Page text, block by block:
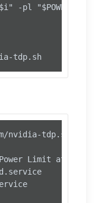
-pl
tdp.sh
nvidia-
Limit at Boot